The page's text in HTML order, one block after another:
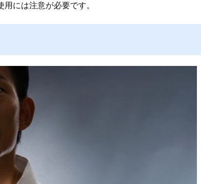
には注意が必要です。